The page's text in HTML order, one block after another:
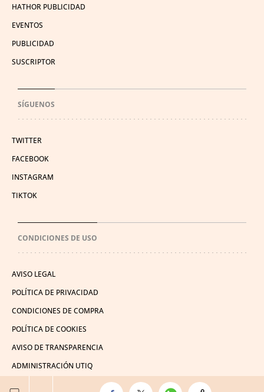
HATHOR PUBLICIDAD
EVENTOS
PUBLICIDAD
SUSCRIPTOR
SÍGUENOS
TWITTER
FACEBOOK
INSTAGRAM
TIKTOK
CONDICIONES DE USO
AVISO LEGAL
POLÍTICA DE PRIVACIDAD
CONDICIONES DE COMPRA
POLÍTICA DE COOKIES
AVISO DE TRANSPARENCIA
ADMINISTRACIÓN UTIQ